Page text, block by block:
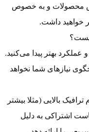
محصولات و به خصوص
خواهید داشت.
عملکرد بهتر پیدا می‌کنید.
نیازهای شما نخواهد
بالایی (مثلا بیشتر
هاست اشتراکی به دلیل